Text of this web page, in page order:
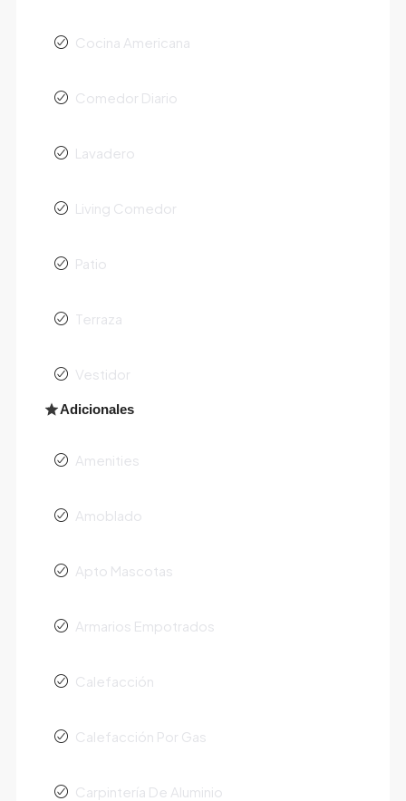
Cocina Americana
Comedor Diario
Lavadero
Living Comedor
Patio
Terraza
Vestidor
Adicionales
Amenities
Amoblado
Apto Mascotas
Armarios Empotrados
Calefacción
Calefacción Por Gas
Carpintería De Aluminio